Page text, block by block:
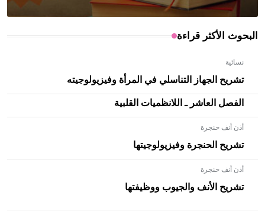
البحوث الأكثر قراءة
نسائية
تشريح الجهاز التناسلي في المرأة وفيزيولوجيته
الفصل العاشر ـ اللانظميات القلبية
أذن أنف حنجرة
تشريح الحنجرة وفيزيولوجيتها
أذن أنف حنجرة
تشريح الأنف والجيوب ووظيفتها
- هل تعلم أن الأبلق نوع من الفنون الهندسية التي ارتبطت
بالعمارة الإسلامية في بلاد الشام ومصر خاصة، حيث يحرص
المعمار على بناء مداميكه وخاصة في الواجهات